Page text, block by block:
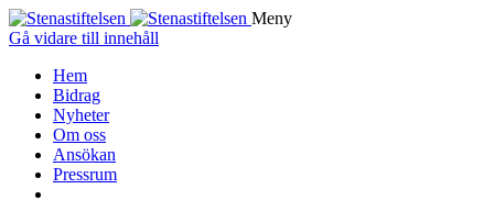
Meny
Gå vidare till innehåll
Hem
Bidrag
Nyheter
Om oss
Ansökan
Pressrum